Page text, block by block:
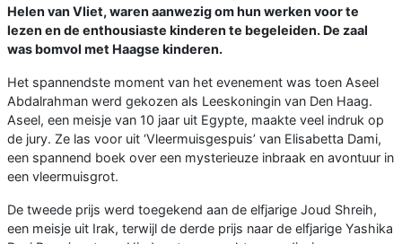
Helen van Vliet, waren aanwezig om hun werken voor te
lezen en de enthousiaste kinderen te begeleiden. De zaal
was bomvol met Haagse kinderen.
Het spannendste moment van het evenement was toen Aseel
Abdalrahman werd gekozen als Leeskoningin van Den Haag.
Aseel, een meisje van 10 jaar uit Egypte, maakte veel indruk op
de jury. Ze las voor uit ‘Vleermuisgespuis’ van Elisabetta Dami,
een spannend boek over een mysterieuze inbraak en avontuur in
een vleermuisgrot.
De tweede prijs werd toegekend aan de elfjarige Joud Shreih,
een meisje uit Irak, terwijl de derde prijs naar de elfjarige Yashika